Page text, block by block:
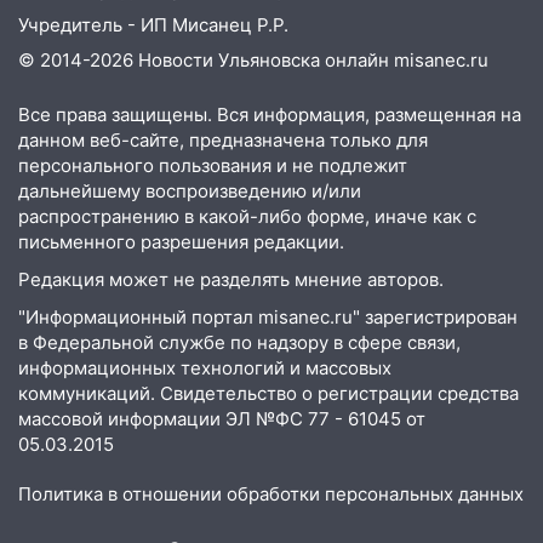
19:30
Ульяновцев приглашают
поддержать «Симбирскую чебурашку»
18:11 Ульяновская область стала
пилотным регионом проекта
«Культурное долголетие»
17:23 Прогноз погоды в Ульяновской
области на 8 августа
17:16
В реанимацию Ульяновской
областной больницы поступили шесть
новых аппаратов ИВЛ
16:51 В Чердаклинском районе
ремонтируют дороги, ставят остановки
и проводят новое освещение
16:35
В Ульяновске установили ещё
Учредитель - ИП Мисанец Р.Р.
© 2014-2026 Новости Ульяновска онлайн misanec.ru
Все права защищены. Вся информация, размещенная на
данном веб-сайте, предназначена только для
персонального пользования и не подлежит
дальнейшему воспроизведению и/или
распространению в какой-либо форме, иначе как с
письменного разрешения редакции.
Редакция может не разделять мнение авторов.
"Информационный портал misanec.ru" зарегистрирован
в Федеральной службе по надзору в сфере связи,
информационных технологий и массовых
коммуникаций. Свидетельство о регистрации средства
массовой информации ЭЛ №ФС 77 - 61045 от
05.03.2015
Политика в отношении обработки персональных данных